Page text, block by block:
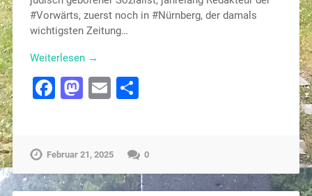
#Vorwärts, zuerst noch in #Nürnberg, der damals
wichtigsten Zeitung…
Weiterlesen →
Facebook
Mastodon
EmailTeilen
Februar 21, 2025 0